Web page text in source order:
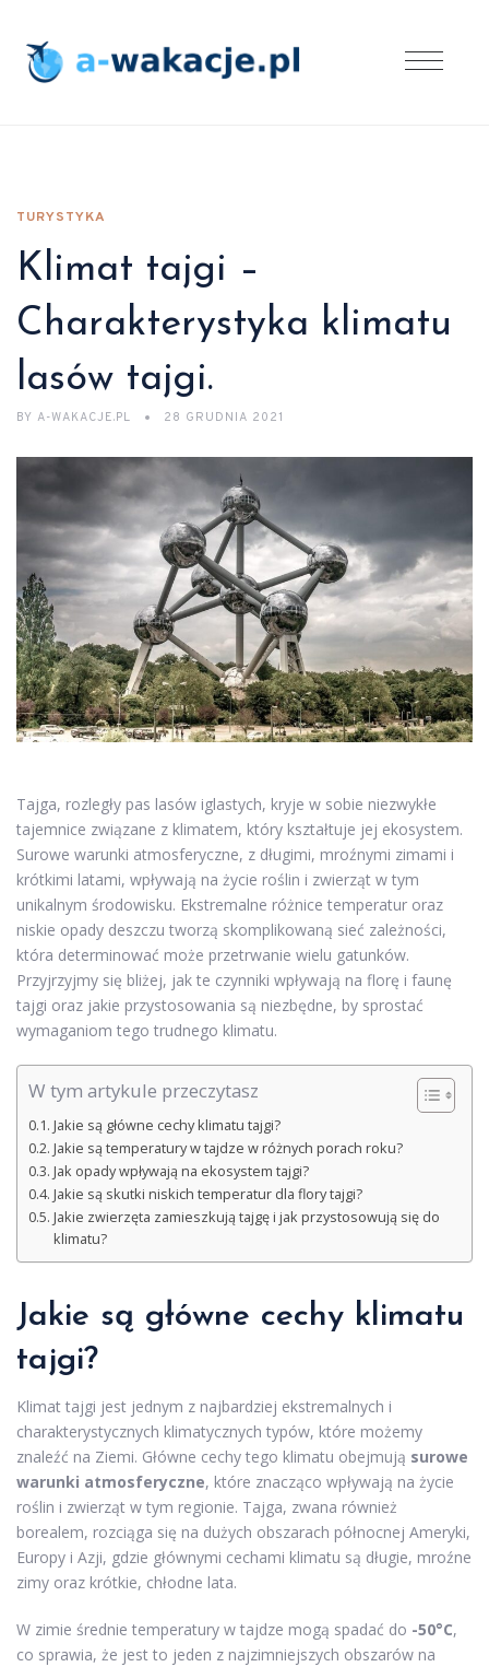
TURYSTYKA
Klimat tajgi –
Charakterystyka klimatu
lasów tajgi.
BY A-WAKACJE.PL 28 GRUDNIA 2021
Tajga, rozległy pas lasów iglastych, kryje w sobie niezwykłe
tajemnice związane z klimatem, który kształtuje jej ekosystem.
Surowe warunki atmosferyczne, z długimi, mroźnymi zimami i
krótkimi latami, wpływają na życie roślin i zwierząt w tym
unikalnym środowisku. Ekstremalne różnice temperatur oraz
niskie opady deszczu tworzą skomplikowaną sieć zależności,
która determinować może przetrwanie wielu gatunków.
Przyjrzyjmy się bliżej, jak te czynniki wpływają na florę i faunę
tajgi oraz jakie przystosowania są niezbędne, by sprostać
wymaganiom tego trudnego klimatu.
W tym artykule przeczytasz
Jakie są główne cechy klimatu tajgi?
Jakie są temperatury w tajdze w różnych porach roku?
Jak opady wpływają na ekosystem tajgi?
Jakie są skutki niskich temperatur dla flory tajgi?
Jakie zwierzęta zamieszkują tajgę i jak przystosowują się do
klimatu?
Jakie są główne cechy klimatu
tajgi?
Klimat tajgi jest jednym z najbardziej ekstremalnych i
charakterystycznych klimatycznych typów, które możemy
znaleźć na Ziemi. Główne cechy tego klimatu obejmują surowe
warunki atmosferyczne, które znacząco wpływają na życie
roślin i zwierząt w tym regionie. Tajga, zwana również
borealem, rozciąga się na dużych obszarach północnej Ameryki,
Europy i Azji, gdzie głównymi cechami klimatu są długie, mroźne
zimy oraz krótkie, chłodne lata.
W zimie średnie temperatury w tajdze mogą spadać do -50°C,
co sprawia, że jest to jeden z najzimniejszych obszarów na